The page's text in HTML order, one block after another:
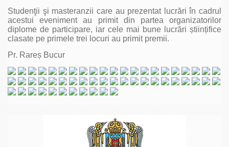
Studenţii şi masteranzii care au prezentat lucrări în cadrul
acestui eveniment au primit din partea organizatorilor
diplome de participare, iar cele mai bune lucrări științifice
clasate pe primele trei locuri au primit premii.
Pr. Rareș Bucur